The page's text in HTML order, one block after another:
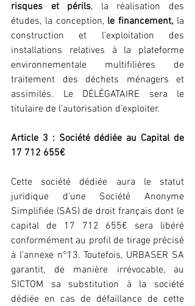
risques et périls, la réalisation des
études, la conception, le financement, la
construction et l’exploitation des
installations relatives à la plateforme
environnementale multifilières de
traitement des déchets ménagers et
assimilés. Le DÉLÉGATAIRE sera le
titulaire de l’autorisation d’exploiter.
Article 3 : Société dédiée au Capital de
17 712 655€
Cette société dédiée aura le statut
juridique d’une Société Anonyme
Simplifiée (SAS) de droit français dont le
capital de 17 712 655€ sera libéré
conformément au profil de tirage précisé
à l’annexe n°13. Toutefois, URBASER SA
garantit, de manière irrévocable, au
SICTOM sa substitution à la société
dédiée en cas de défaillance de cette